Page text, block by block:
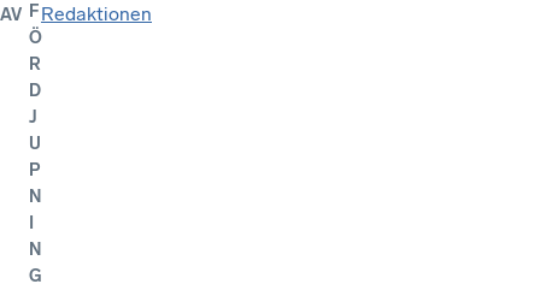
R
D
J
U
P
N
I
N